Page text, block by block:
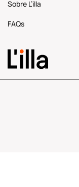
Sobre L’illa
FAQs